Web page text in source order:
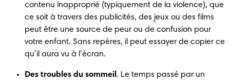
contenu inapproprié (typiquement de la violence), que
ce soit à travers des publicités, des jeux ou des films
peut être une source de peur ou de confusion pour
votre enfant. Sans repères, il peut essayer de copier ce
qu’il aura vu à l’écran.
Des troubles du sommeil . Le temps passé par un